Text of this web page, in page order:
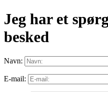
Jeg har et
besked
Navn:
E-mail: